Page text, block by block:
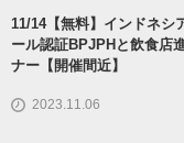
11/14【無料】インドネシ
ール認証BPJPHと飲食店
ナー【開催間近】
2023.11.06